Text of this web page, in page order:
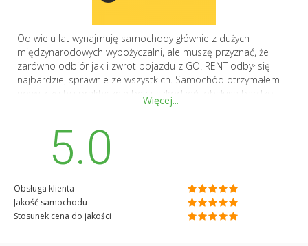
Od wielu lat wynajmuję samochody głównie z dużych
międzynarodowych wypożyczalni, ale muszę przyznać, że
zarówno odbiór jak i zwrot pojazdu z GO! RENT odbył się
najbardziej sprawnie ze wszystkich. Samochód otrzymałem
nowy, czysty i praktycznie bez uszkodzeń, obsługa bardzo
profesjonalna i przyjazna, a do tego wyjątkowo konkurencyjna
Więcej...
5.0
Obsługa klienta
Jakość samochodu
Stosunek cena do jakości